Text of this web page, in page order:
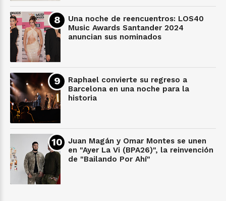
Una noche de reencuentros: LOS40
Music Awards Santander 2024
anuncian sus nominados
Raphael convierte su regreso a
Barcelona en una noche para la
historia
Juan Magán y Omar Montes se unen
en "Ayer La Vi (BPA26)", la reinvención
de "Bailando Por Ahí"